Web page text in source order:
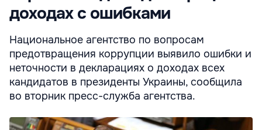
доходах с ошибками
Национальное агентство по вопросам
предотвращения коррупции выявило ошибки и
неточности в декларациях о доходах всех
кандидатов в президенты Украины, сообщила
во вторник пресс-служба агентства.